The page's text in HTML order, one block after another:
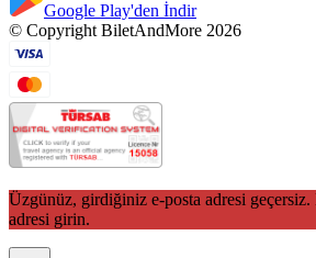
Google Play'den İndir
© Copyright BiletAndMore 2026
Üzgünüz, girdiğiniz e-posta adresi
adresi girin.